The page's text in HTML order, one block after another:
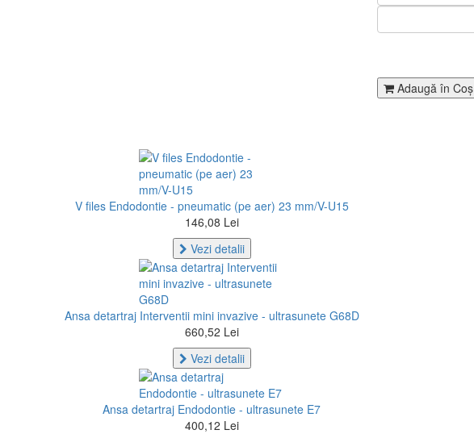
Adaugă în Coş
V files Endodontie - pneumatic (pe aer) 23 mm/V-U15
146,08 Lei
Vezi detalii
Ansa detartraj Interventii mini invazive - ultrasunete G68D
660,52 Lei
Vezi detalii
Ansa detartraj Endodontie - ultrasunete E7
400,12 Lei